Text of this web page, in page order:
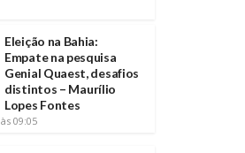
Eleição na Bahia:
Empate na pesquisa
Genial Quaest, desafios
distintos – Maurílio
Lopes Fontes
às 09:05